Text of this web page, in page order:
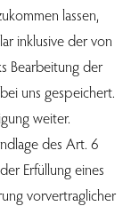
lassen,
inklusive der von
Bearbeitung der
uns gespeichert.
weiter.
des Art. 6
Erfüllung eines
vorvertraglicher